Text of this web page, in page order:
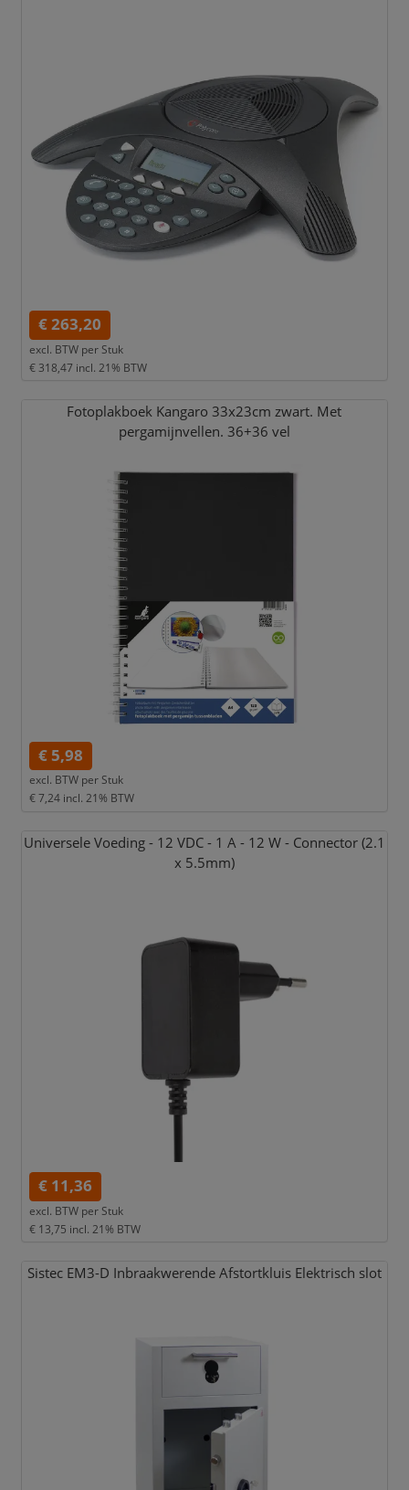
€ 263,20
excl. BTW per Stuk
€ 318,47 incl. 21% BTW
Fotoplakboek Kangaro 33x23cm zwart. Met
pergamijnvellen. 36+36 vel
€ 5,98
excl. BTW per Stuk
€ 7,24 incl. 21% BTW
Universele Voeding - 12 VDC - 1 A - 12 W - Connector (2.1
x 5.5mm)
€ 11,36
excl. BTW per Stuk
€ 13,75 incl. 21% BTW
Sistec EM3-D Inbraakwerende Afstortkluis Elektrisch slot